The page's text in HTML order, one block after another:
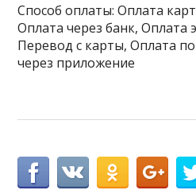
Способ оплаты: Оплата
Оплата через банк, Оплата
Перевод с карты, Оплата
через приложение